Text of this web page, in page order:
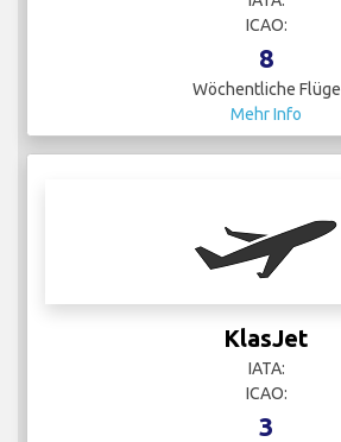
ICAO:
8
Wöchentliche Flüge
Mehr Info
KlasJet
IATA:
ICAO:
3